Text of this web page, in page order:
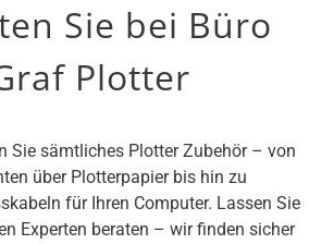
Sie bei Büro
Plotter
Sie sämtliches Plotter Zubehör – von
über Plotterpapier bis hin zu
für Ihren Computer. Lassen Sie
Experten beraten – wir finden sicher